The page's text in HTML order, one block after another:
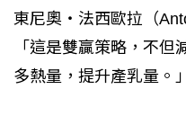
東尼奧‧法西歐拉（
「這是雙贏策略，不
多熱量，提升產乳量。」